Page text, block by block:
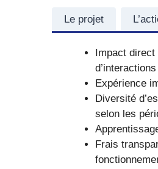
Le projet
Impact direct
Expérience
Diversité
selon les
Frais